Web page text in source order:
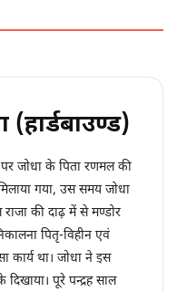
(हार्डबाउण्ड)
जोधा के पिता रणमल की
गया, उस समय जोधा
की दाढ़ में से मण्डोर
पितृ-विहीन एवं
कार्य था। जोधा ने इस
पूरे पन्द्रह साल